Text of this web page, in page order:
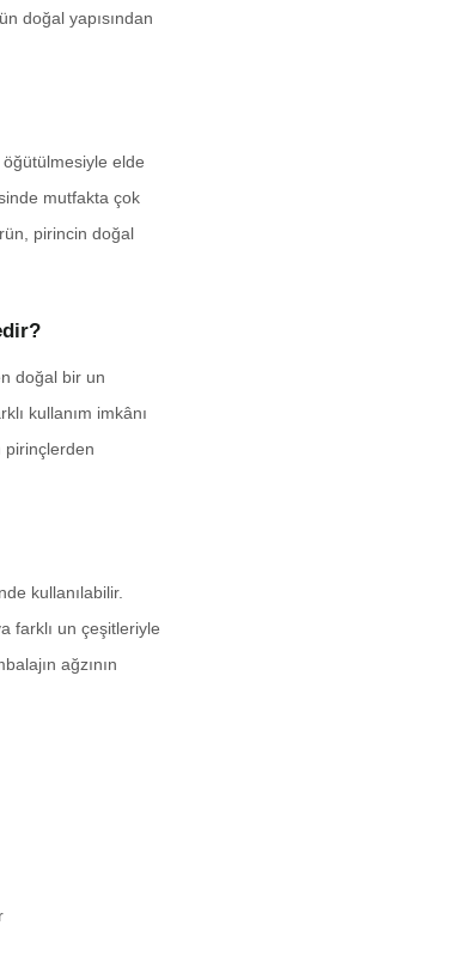
doğal yapısından
elde
mutfakta çok
pirincin doğal
doğal bir un
kullanım imkânı
pirinçlerden
kullanılabilir.
farklı un çeşitleriyle
ağzının